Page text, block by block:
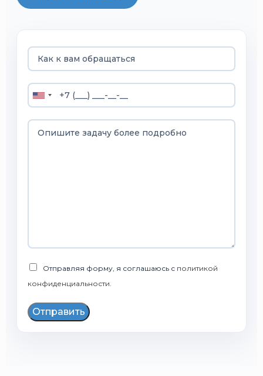
Отправляя форму, я соглашаюсь с политикой
конфиденциальности.
Отправить